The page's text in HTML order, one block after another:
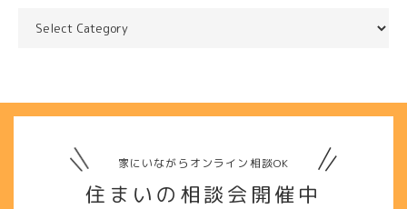
家にいながらオンライン相談OK
住まいの相談会開催中